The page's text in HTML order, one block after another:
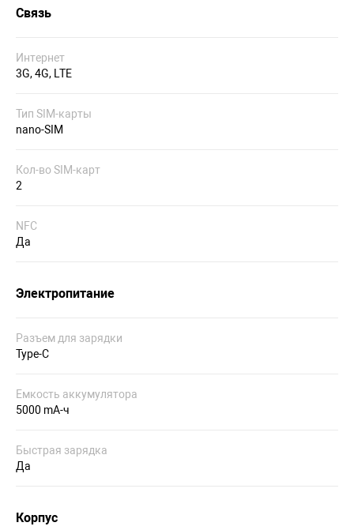
Связь
Интернет
3G, 4G, LTE
Тип SIM-карты
nano-SIM
Кол-во SIM-карт
2
NFC
Да
Электропитание
Разъем для зарядки
Type-C
Емкость аккумулятора
5000 mA-ч
Быстрая зарядка
Да
Корпус